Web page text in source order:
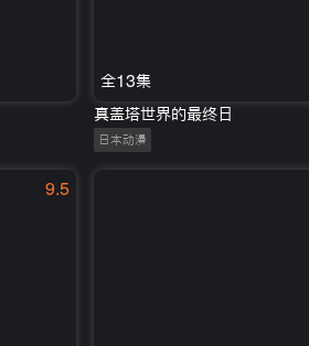
全13集
真盖塔世界的最终日
日本动漫
9.5